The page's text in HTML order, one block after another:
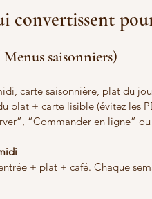
convertissent
saisonniers)
carte saisonnière, plat du
plat + carte lisible (évitez les
“Commander en ligne”
+ plat + café. Chaque